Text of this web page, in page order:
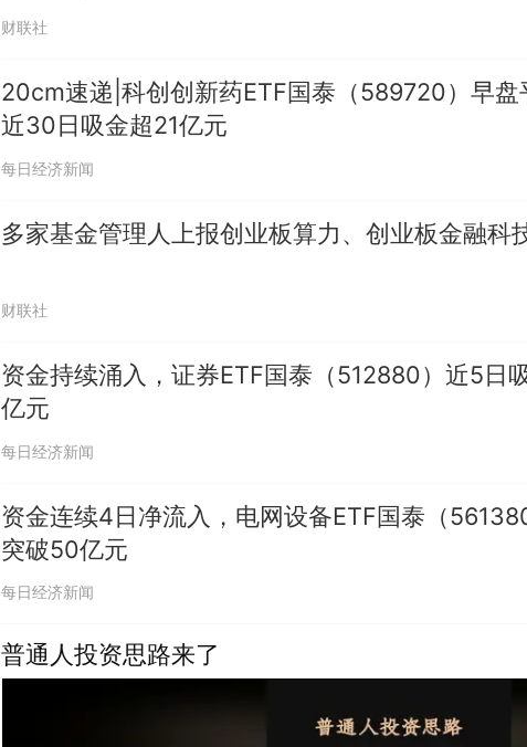
财联社
20cm速递|科创创新药ETF国泰（589720）早盘
近30日吸金超21亿元
每日经济新闻
多家基金管理人上报创业板算力、创业板金融科
财联社
资金持续涌入，证券ETF国泰（512880）近5日
亿元
每日经济新闻
资金连续4日净流入，电网设备ETF国泰（
突破50亿元
每日经济新闻
普通人投资思路来了